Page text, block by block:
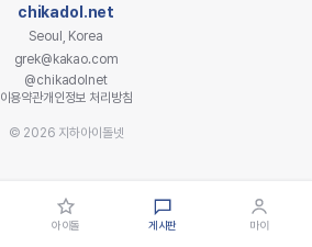
chikadol.net
Seoul, Korea
grek@kakao.com
@chikadolnet
이용약관개인정보 처리방침
© 2026 지하아이돌넷
아이돌 게시판 마이